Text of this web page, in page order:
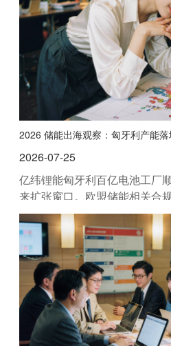
2026 储能出海观察：匈牙利产能
2026-07-25
亿纬锂能匈牙利百亿电池工厂
来扩张窗口。欧盟储能相关合